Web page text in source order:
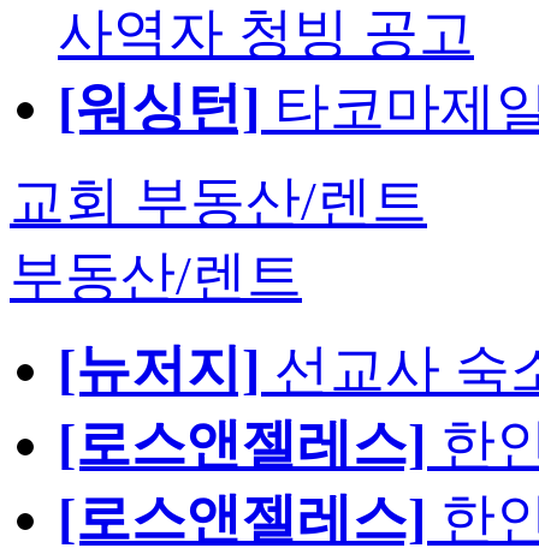
사역자 청빙 공고
[워싱턴] 타코마제
교회 부동산/렌트
부동산/렌트
[뉴저지] 선교사 숙
[로스앤젤레스] 한
[로스앤젤레스] 한